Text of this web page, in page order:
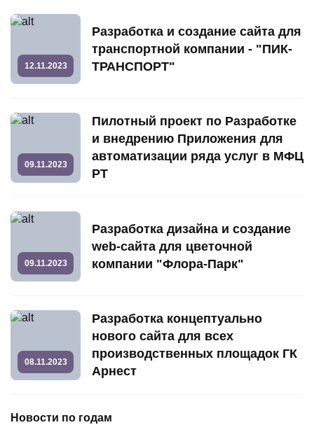
12.11.2023
Разработка и создание сайта для
транспортной компании - "ПИК-
ТРАНСПОРТ"
09.11.2023
Пилотный проект по Разработке
и внедрению Приложения для
автоматизации ряда услуг в МФЦ
РТ
09.11.2023
Разработка дизайна и создание
web-сайта для цветочной
компании "Флора-Парк"
08.11.2023
Разработка концептуально
нового сайта для всех
производственных площадок ГК
Арнест
Новости по годам